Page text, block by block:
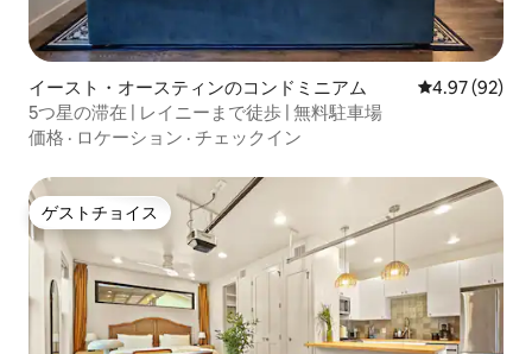
イースト・オースティンのコンドミニアム レビュー92
4.97 (92)
5つ星の滞在 | レイニーまで徒歩 | 無料駐車場
価格 · ロケーション · チェックイン
ゲストチョイス
ゲストチョイス